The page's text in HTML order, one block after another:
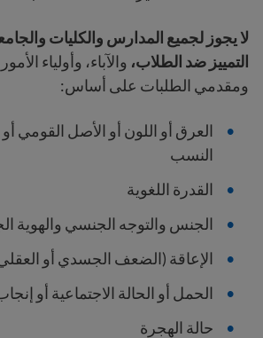
لا يجوز لجميع المدارس والكليات
التمييز ضد الطلاب، والآباء، وأولياء
ومقدمي الطلبات على أساس:
العرق أو اللون أو الأصل القومي أو
النسب
القدرة اللغوية
الجنس والتوجه الجنسي والهوية
الإعاقة (الضعف الجسدي أو
الحمل أو الحالة الاجتماعية أو
حالة الهجرة